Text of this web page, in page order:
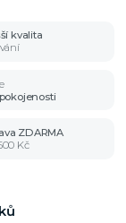
kvalita
ZDARMA
Kč